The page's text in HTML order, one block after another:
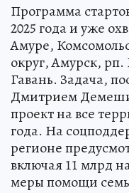
Программа
2025 года и уже
Амуре,
округ, Амурск,
Гавань. Задача,
Дмитрием
проект на все
года. На
регионе
включая 11 млрд
меры помощи